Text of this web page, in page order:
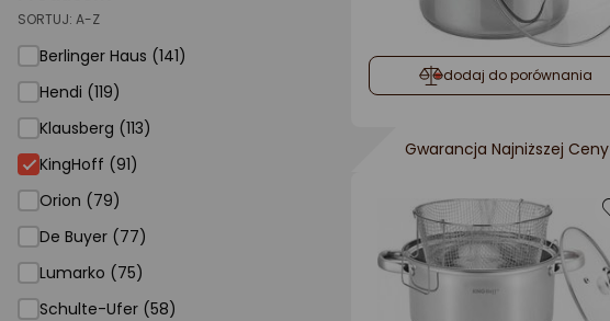
Supermarket
Strefa marek
SORTUJ: A-Z
Berlinger Haus (141)
Hendi (119)
Klausberg (113)
KingHoff (91)
Orion (79)
De Buyer (77)
Lumarko (75)
Schulte-Ufer (58)
dodaj do porównania
Gwarancja Najniższej Ceny